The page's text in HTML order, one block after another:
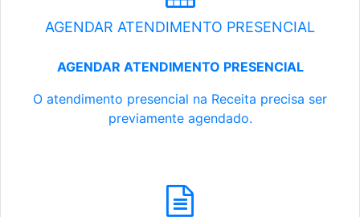
AGENDAR ATENDIMENTO PRESENCIAL
AGENDAR ATENDIMENTO PRESENCIAL
O atendimento presencial na Receita precisa ser
previamente agendado.